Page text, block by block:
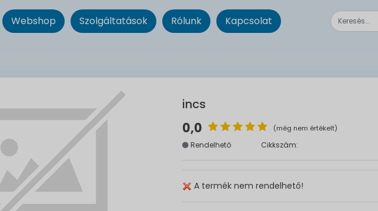
Webshop Szolgáltatások Rólunk Kapcsolat
incs
0,0 (még nem értékelt)
Rendelhető Cikkszám:
A termék nem rendelhető!